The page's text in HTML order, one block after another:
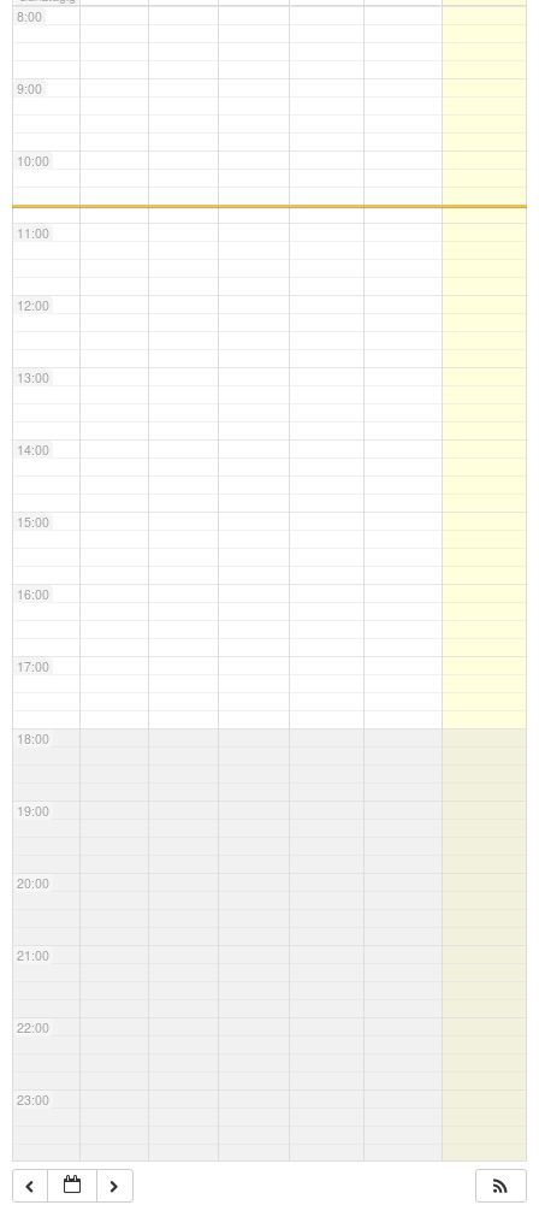
8:00
9:00
10:00
11:00
12:00
13:00
14:00
15:00
16:00
17:00
18:00
19:00
20:00
21:00
22:00
23:00